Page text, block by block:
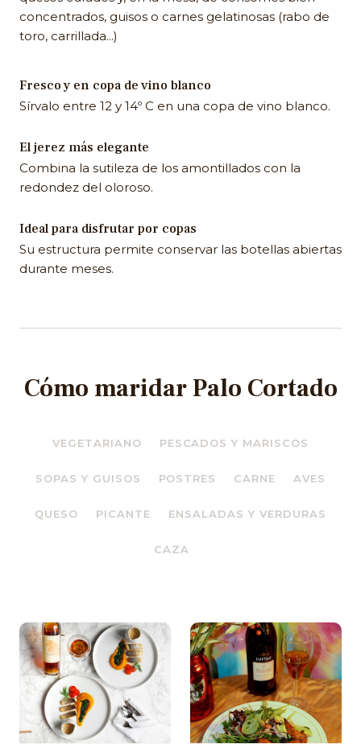
concentrados, guisos o carnes gelatinosas (rabo de
toro, carrillada...)
Fresco y en copa de vino blanco
Sírvalo entre 12 y 14º C en una copa de vino blanco.
El jerez más elegante
Combina la sutileza de los amontillados con la
redondez del oloroso.
Ideal para disfrutar por copas
Su estructura permite conservar las botellas abiertas
durante meses.
Cómo maridar Palo Cortado
VEGETARIANO PESCADOS Y MARISCOS
SOPAS Y GUISOS POSTRES CARNE AVES
QUESO PICANTE ENSALADAS Y VERDURAS
CAZA